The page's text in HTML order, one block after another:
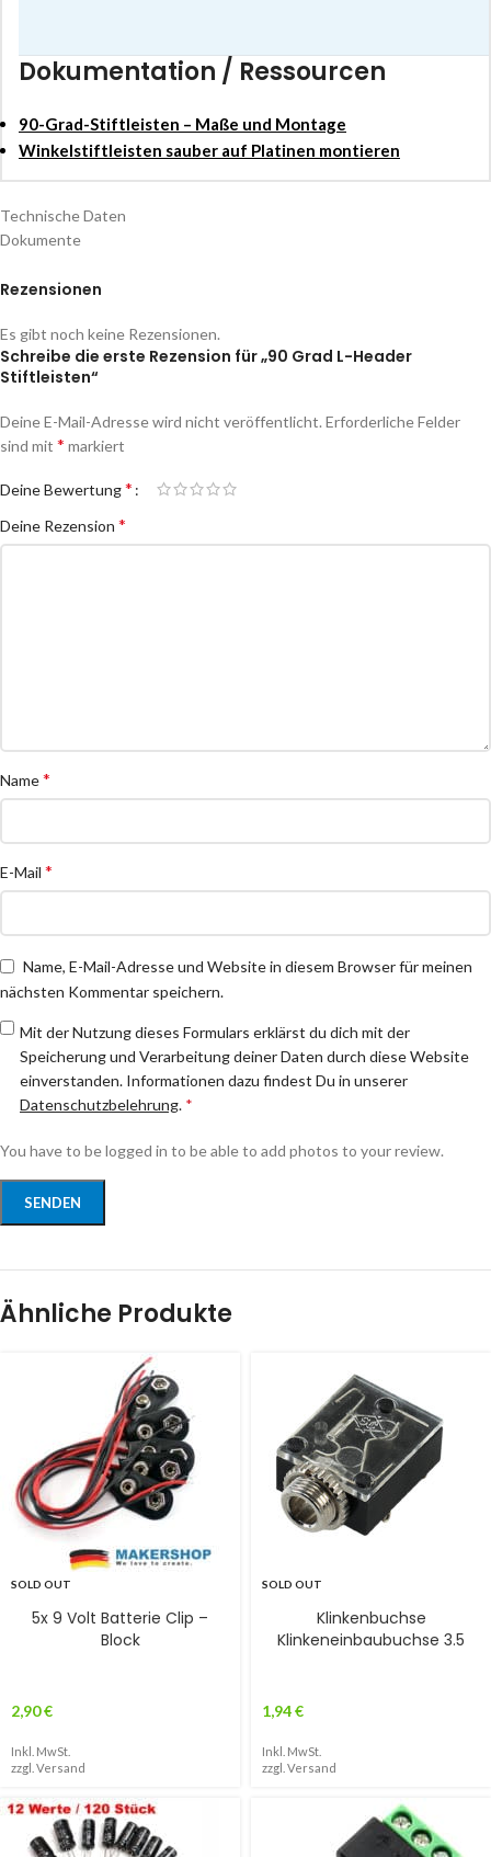
Dokumentation / Ressourcen
90-Grad-Stiftleisten – Maße und Montage
Winkelstiftleisten sauber auf Platinen montieren
Technische Daten
Dokumente
Rezensionen
Es gibt noch keine Rezensionen.
Schreibe die erste Rezension für „90 Grad L-Header
Stiftleisten“
Deine E-Mail-Adresse wird nicht veröffentlicht. Erforderliche Felder
sind mit * markiert
Deine Bewertung*
Deine Rezension *
Name*
E-Mail *
Name, E-Mail-Adresse und Website in diesem Browser für meinen
nächsten Kommentar speichern.
Mit der Nutzung dieses Formulars erklärst du dich mit der
Speicherung und Verarbeitung deiner Daten durch diese Website
einverstanden. Informationen dazu findest Du in unserer
Datenschutzbelehrung. *
You have to be logged in to be able to add photos to your review.
Ähnliche Produkte
SOLD OUT
5x 9 Volt Batterie Clip –
Block
2,90€
Inkl. MwSt.
zzgl. Versand
SOLD OUT
Klinkenbuchse
Klinkeneinbaubuchse 3.5
1,94€
Inkl. MwSt.
zzgl. Versand